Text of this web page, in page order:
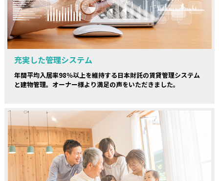
充実した管理システム
年間平均入居率98％以上を維持する日本財託の賃貸管理システム
と建物管理。オーナー様より満足の声をいただきました。